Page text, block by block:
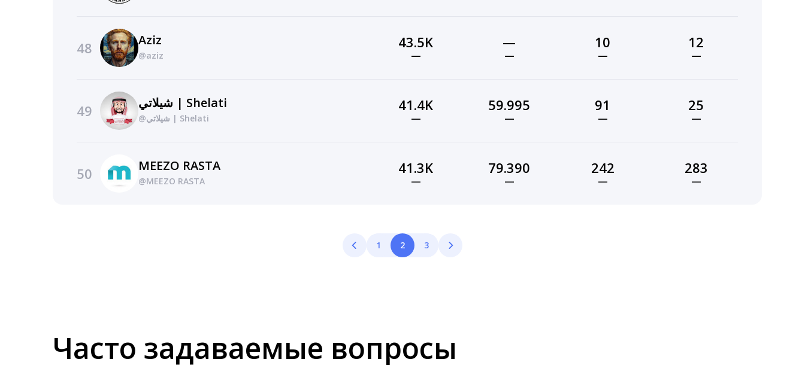
48 Aziz
@aziz
43.5K
—
—
—
10
—
12
—
49 شيلاتي | Shelati
@شيلاتي | Shelati
41.4K
—
59.995
—
91
—
25
—
50 MEEZO RASTA
@MEEZO RASTA
41.3K
—
79.390
—
242
—
283
—
1 2 3
Часто задаваемые вопросы